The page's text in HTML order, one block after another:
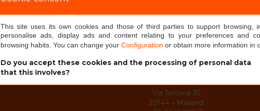
Kontakt
nhow milano
Via Tortona 35
20144 – Mailand
This site uses its own cookies and those of third parties to support browsing,
personalise ads, display ads and content relating to your preferences and
browsing habits. You can change your Configuration or obtain more information in
Do you accept these cookies and the processing of personal data
that this involves?